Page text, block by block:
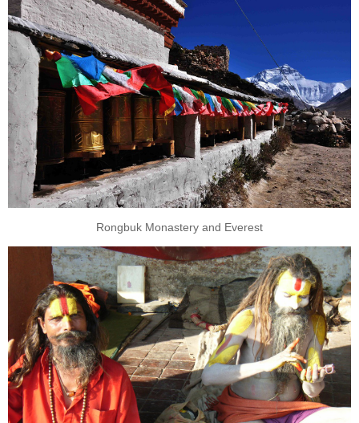
Rongbuk Monastery and Everest